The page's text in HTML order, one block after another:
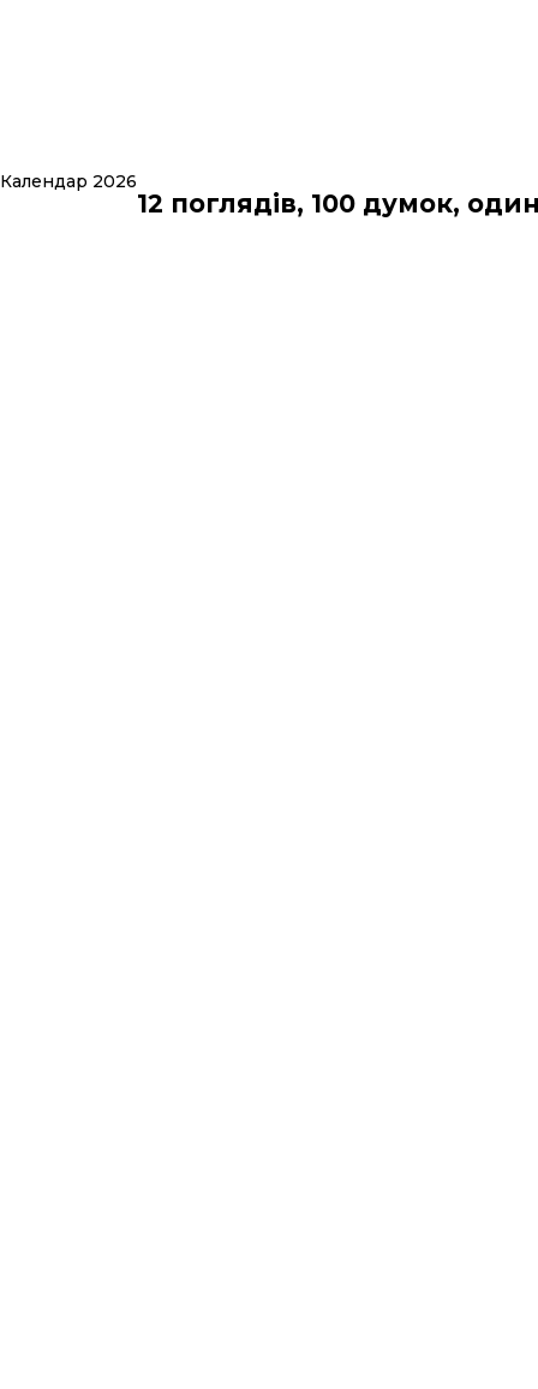
Календар 2026
12 поглядів, 100 думок,